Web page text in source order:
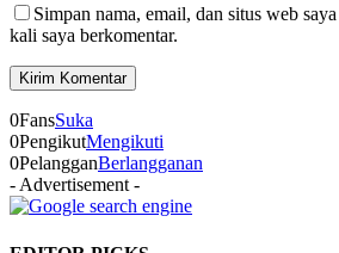
Simpan nama, email, dan situs web
kali saya berkomentar.
0FansSuka
0PengikutMengikuti
0PelangganBerlangganan
- Advertisement -